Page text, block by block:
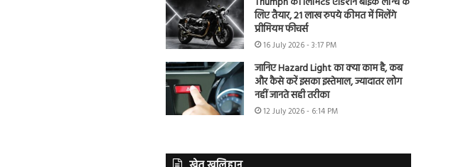
लिए तैयार, 21 लाख रुपये कीमत में मिलेंगे
प्रीमियम फीचर्स
16 July 2026 - 3:17 PM
जानिए Hazard Light का क्या काम है, कब
और कैसे करें इसका इस्तेमाल, ज्यादातर लोग
नहीं जानते सही तरीका
12 July 2026 - 6:14 PM